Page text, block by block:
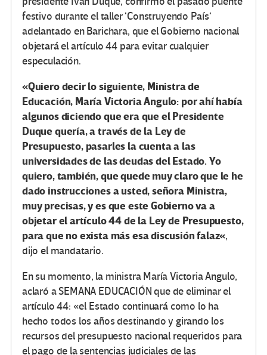
festivo durante el taller ‘Construyendo País‘
adelantado en Barichara, que el Gobierno nacional
objetará el artículo 44 para evitar cualquier
especulación.
«Quiero decir lo siguiente, Ministra de
Educación, María Victoria Angulo: por ahí había
algunos diciendo que era que el Presidente
Duque quería, a través de la Ley de
Presupuesto, pasarles la cuenta a las
universidades de las deudas del Estado. Yo
quiero, también, que quede muy claro que le he
dado instrucciones a usted, señora Ministra,
muy precisas, y es que este Gobierno va a
objetar el artículo 44 de la Ley de Presupuesto,
para que no exista más esa discusión falaz«,
dijo el mandatario.
En su momento, la ministra María Victoria Angulo,
aclaró a SEMANA EDUCACIÓN que de eliminar el
artículo 44: «el Estado continuará como lo ha
hecho todos los años destinando y girando los
recursos del presupuesto nacional requeridos para
el pago de la sentencias judiciales de las